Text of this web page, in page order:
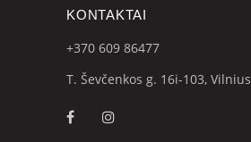
KONTAKTAI
+370 609 86477
T. Ševčenkos g. 16i-103, Vilnius